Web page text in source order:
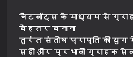
चैटबॉट्स के माध्यम से
बेहतर बनाना
तुरंत संतोष प्राप्ति की
सही और प्रभावी ग्राहक